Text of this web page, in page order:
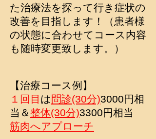
た治療法を探って行き症状の
改善を目指します！（患者様
の状態に合わせてコース内容
も随時変更致します。）
【治療コース例】
１回目 は 問診(30分)3000円相
当＆整体(30分)3300円相当
筋肉へアプローチ